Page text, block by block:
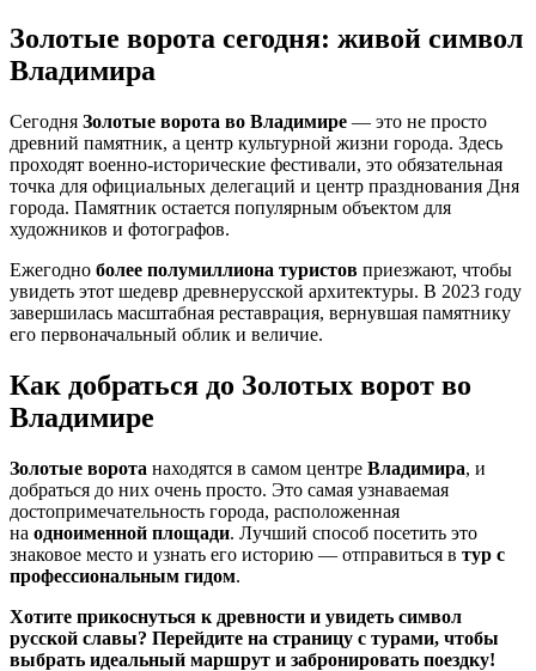
Золотые ворота сегодня: живой символ
Владимира
Сегодня Золотые ворота во Владимире — это не просто
древний памятник, а центр культурной жизни города. Здесь
проходят военно-исторические фестивали, это обязательная
точка для официальных делегаций и центр празднования Дня
города. Памятник остается популярным объектом для
художников и фотографов.
Ежегодно более полумиллиона туристов приезжают, чтобы
увидеть этот шедевр древнерусской архитектуры. В 2023 году
завершилась масштабная реставрация, вернувшая памятнику
его первоначальный облик и величие.
Как добраться до Золотых ворот во
Владимире
Золотые ворота находятся в самом центре Владимира, и
добраться до них очень просто. Это самая узнаваемая
достопримечательность города, расположенная
на одноименной площади. Лучший способ посетить это
знаковое место и узнать его историю — отправиться в тур с
профессиональным гидом.
Хотите прикоснуться к древности и увидеть символ
русской славы? Перейдите на страницу с турами, чтобы
выбрать идеальный маршрут и забронировать поездку!